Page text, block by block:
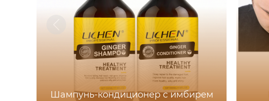
Шампунь-кондиционер с имбирем